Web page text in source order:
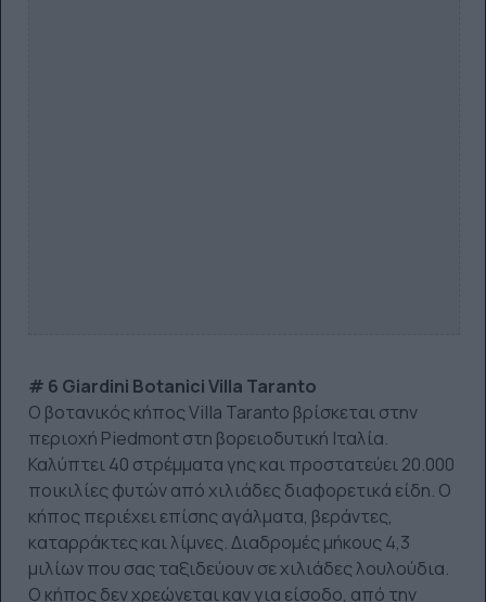
# 6 Giardini Botanici Villa Taranto
Ο βοτανικός κήπος Villa Taranto βρίσκεται στην
περιοχή Piedmont στη βορειοδυτική Ιταλία.
Καλύπτει 40 στρέμματα γης και προστατεύει 20.000
ποικιλίες φυτών από χιλιάδες διαφορετικά είδη. Ο
κήπος περιέχει επίσης αγάλματα, βεράντες,
καταρράκτες και λίμνες. Διαδρομές μήκους 4,3
μιλίων που σας ταξιδεύουν σε χιλιάδες λουλούδια.
Ο κήπος δεν χρεώνεται καν για είσοδο, από την